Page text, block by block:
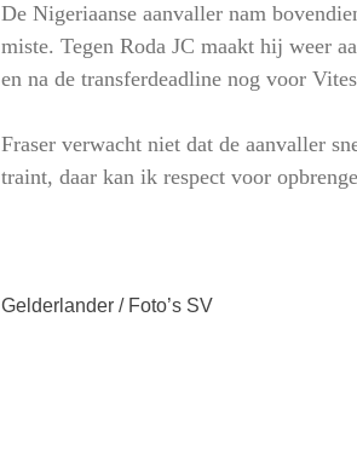
De Nigeriaanse aanvaller nam
miste. Tegen Roda JC maakt hij weer
en na de transferdeadline nog voor
Fraser verwacht niet dat de aanvaller
traint, daar kan ik respect voor
Gelderlander / Foto’s SV